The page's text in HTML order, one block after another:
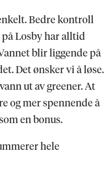
Bedre kontroll
Losby har alltid
blir liggende på
Det ønsker vi å løse.
ut av greener. At
og mer spennende å
en bonus.
hele